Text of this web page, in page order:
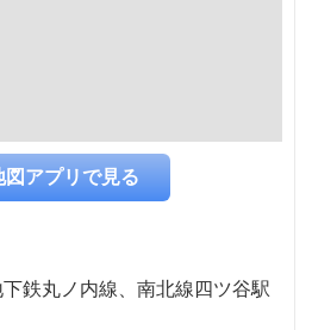
図アプリで見る
鉄丸ノ内線、南北線四ツ谷駅